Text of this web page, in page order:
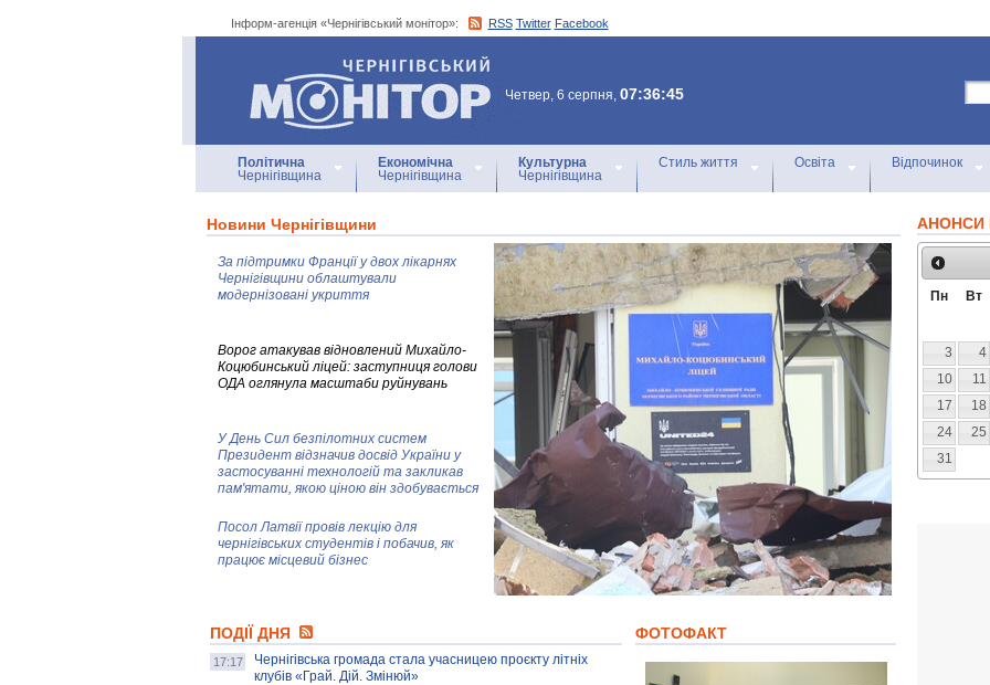
Інформ-агенція «Чернігівський монітор»: RSS Twitter Facebook
Інформ-агенція
«Чернігівський монітор»
Четвер, 6 серпня, 07:36:45
Політична
Чернігівщина
Економічна
Чернігівщина
Культурна
Чернігівщина
Стиль життя Освіта Відпочинок
Новини Чернігівщини
За підтримки Франції у двох лікарнях
Чернігівщини облаштували
модернізовані укриття
Ворог атакував відновлений Михайло-
Коцюбинський ліцей: заступниця голови
ОДА оглянула масштаби руйнувань
У День Сил безпілотних систем
Президент відзначив досвід України у
застосуванні технологій та закликав
пам'ятати, якою ціною він здобувається
Посол Латвії провів лекцію для
чернігівських студентів і побачив, як
працює місцевий бізнес
колекцію про війну, емоції та тварин
ПОДІЇ ДНЯ
17:17
Чернігівська громада стала учасницею проєкту літніх
клубів «Грай. Дій. Змінюй»
ФОТОФАКТ
АНОНСИ
Пн Вт
3
4
10
11
17
18
24
25
31